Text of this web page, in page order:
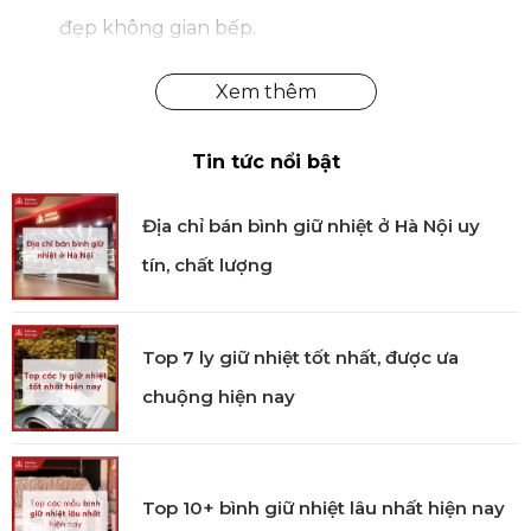
đẹp không gian bếp.
dàng với nhiều loại bột khác nhau.
Tin tức nổi bật
Địa chỉ bán bình giữ nhiệt ở Hà Nội uy
tín, chất lượng
Top 7 ly giữ nhiệt tốt nhất, được ưa
chuộng hiện nay
Top 10+ bình giữ nhiệt lâu nhất hiện nay